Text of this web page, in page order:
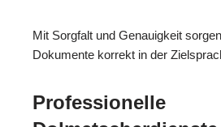
Mit Sorgfalt und Genauigkeit
Dokumente korrekt in der
Professionelle